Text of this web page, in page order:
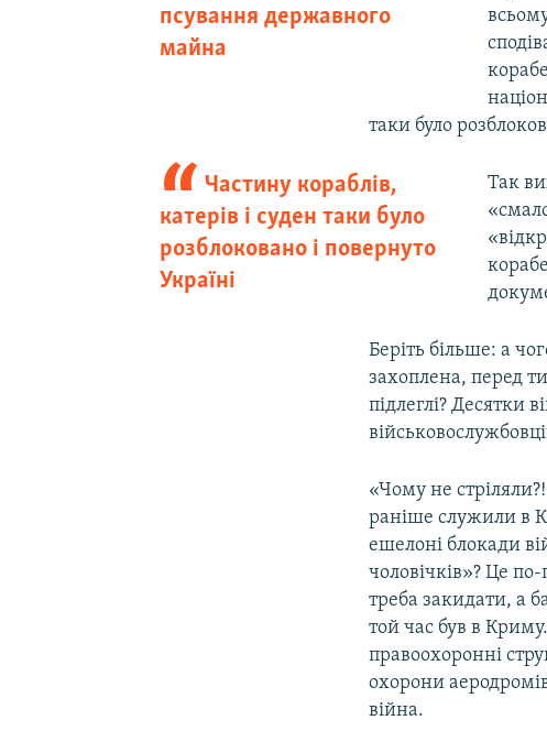
псування державного
майна
таки було
Частину кораблів,
катерів і суден таки було
розблоковано і повернуто
Україні
Так
Беріть більше: а
захоплена, перед
підлеглі? Десятки
«Чому не
раніше служили в
ешелоні блокади
чоловічків»? Це
треба закидати, а
той час був в
правоохоронні
охорони
війна.